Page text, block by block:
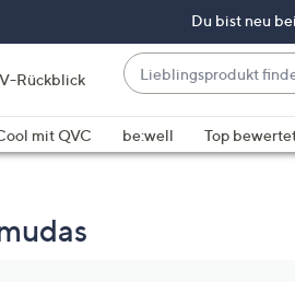
Du bist neu
Rückblick
Lieblingsprodukt
finden
Vorschläge
verfügbar
mit QVC be:well Top